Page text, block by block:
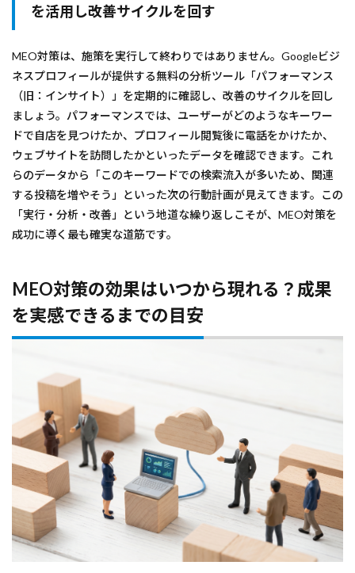
を活用し改善サイクルを回す
MEO対策は、施策を実行して終わりではありません。Googleビジ
ネスプロフィールが提供する無料の分析ツール「パフォーマンス
（旧：インサイト）」を定期的に確認し、改善のサイクルを回し
ましょう。パフォーマンスでは、ユーザーがどのようなキーワー
ドで自店を見つけたか、プロフィール閲覧後に電話をかけたか、
ウェブサイトを訪問したかといったデータを確認できます。これ
らのデータから「このキーワードでの検索流入が多いため、関連
する投稿を増やそう」といった次の行動計画が見えてきます。この
「実行・分析・改善」という地道な繰り返しこそが、MEO対策を
成功に導く最も確実な道筋です。
MEO対策の効果はいつから現れる？成果
を実感できるまでの目安